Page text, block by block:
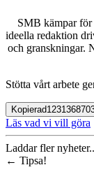
SMB kämpar för
ideella redaktion
och granskningar.
Stötta vårt arbete
Kopierad
Läs vad vi vill göra
Laddar fler
← Tipsa!